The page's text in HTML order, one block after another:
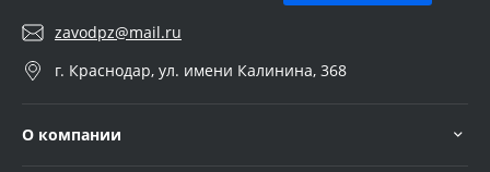
zavodpz@mail.ru
г. Краснодар, ул. имени Калинина, 368
О компании